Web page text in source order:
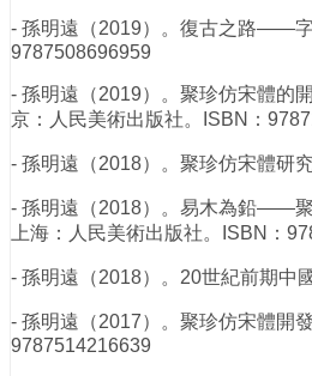
- 孫明遠（2019）。復古之路——字
9787508696959
- 孫明遠（2019）。聚珍仿宋體的
京：人民美術出版社。ISBN：
- 孫明遠（2018）。聚珍仿宋體研
- 孫明遠（2018）。易木為鉛——
上海：人民美術出版社。ISBN：
- 孫明遠（2018）。20世紀前期中
- 孫明遠（2017）。聚珍仿宋體開
9787514216639